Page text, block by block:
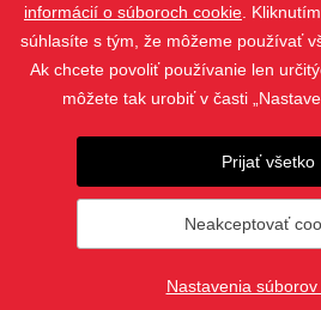
Fotografie sú chránené autorským
použitie bez povolenia je
vytvoril
informácií o súboroch cookie .
súhlasíte s tým, že môžeme používať
Ak chcete povoliť používanie len
môžete tak urobiť v časti
Prijať všetko
Neakceptovať
Nastavenia